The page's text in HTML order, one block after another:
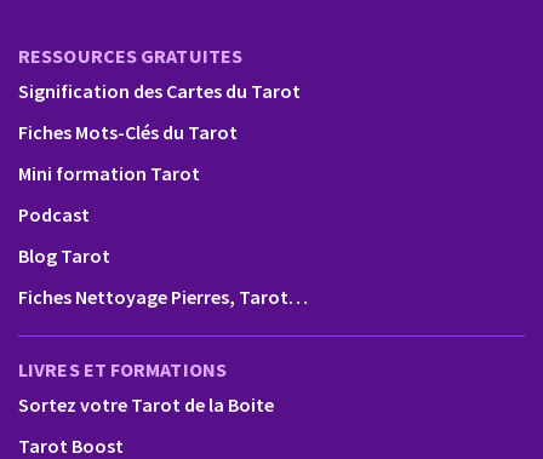
RESSOURCES GRATUITES
Signification des Cartes du Tarot
Fiches Mots-Clés du Tarot
Mini formation Tarot
Podcast
Blog Tarot
Fiches Nettoyage Pierres, Tarot…
LIVRES ET FORMATIONS
Sortez votre Tarot de la Boite
Tarot Boost